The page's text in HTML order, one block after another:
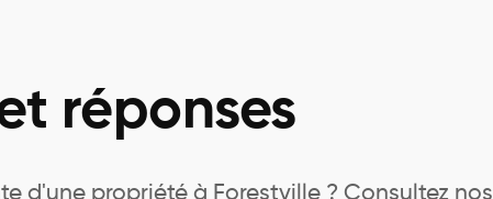
réponses
d'une propriété à Forestville ? Consultez nos